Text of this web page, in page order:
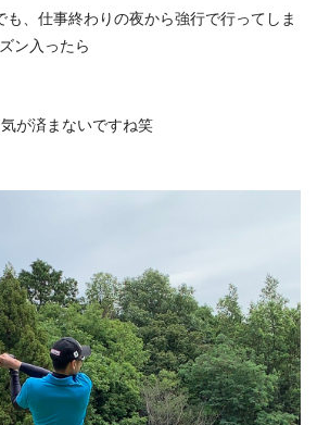
も、仕事終わりの夜から強行で行ってしま
ン入ったら
が済まないですね笑